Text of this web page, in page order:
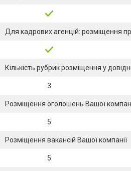
Для кадрових агенцій: розміщення
Кількість рубрик розміщення у
3
Розміщення оголошень Вашої
5
Розміщення вакансій Вашої компанії
5